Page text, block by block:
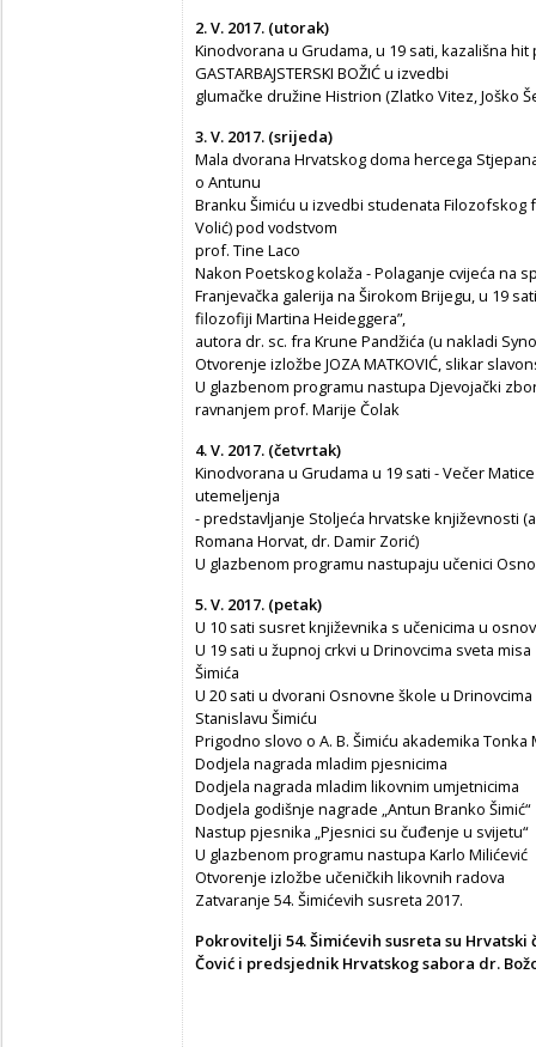
2. V. 2017. (utorak)
Kinodvorana u Grudama, u 19 sati, kazališna
GASTARBAJSTERSKI BOŽIĆ u izvedbi
glumačke družine Histrion (Zlatko Vitez, Joško
3. V. 2017. (srijeda)
Mala dvorana Hrvatskog doma hercega
o Antunu
Branku Šimiću u izvedbi studenata Filozofskog
Volić) pod vodstvom
prof. Tine Laco
Nakon Poetskog kolaža - Polaganje cvijeća na
Franjevačka galerija na Širokom Brijegu, u 19
filozofiji Martina Heideggera”,
autora dr. sc. fra Krune Pandžića (u nakladi
Otvorenje izložbe JOZA MATKOVIĆ, slikar
U glazbenom programu nastupa Djevojački
ravnanjem prof. Marije Čolak
4. V. 2017. (četvrtak)
Kinodvorana u Grudama u 19 sati - Večer
utemeljenja
- predstavljanje Stoljeća hrvatske književnosti
Romana Horvat, dr. Damir Zorić)
U glazbenom programu nastupaju učenici
5. V. 2017. (petak)
U 10 sati susret književnika s učenicima u
U 19 sati u župnoj crkvi u Drinovcima sveta
Šimića
U 20 sati u dvorani Osnovne škole u
Stanislavu Šimiću
Prigodno slovo o A. B. Šimiću akademika Tonka
Dodjela nagrada mladim pjesnicima
Dodjela nagrada mladim likovnim umjetnicima
Dodjela godišnje nagrade „Antun Branko Šimić“
Nastup pjesnika „Pjesnici su čuđenje u svijetu“
U glazbenom programu nastupa Karlo Milićević
Otvorenje izložbe učeničkih likovnih radova
Zatvaranje 54. Šimićevih susreta 2017.
Pokrovitelji 54. Šimićevih susreta su
Čović i predsjednik Hrvatskog sabora dr.